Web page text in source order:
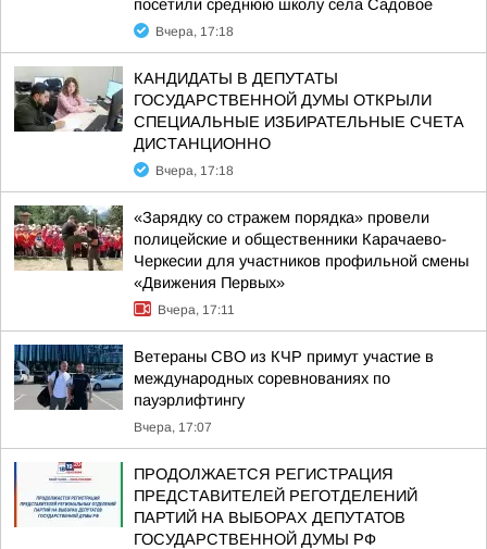
посетили среднюю школу села Садовое
Вчера, 17:18
КАНДИДАТЫ В ДЕПУТАТЫ
ГОСУДАРСТВЕННОЙ ДУМЫ ОТКРЫЛИ
СПЕЦИАЛЬНЫЕ ИЗБИРАТЕЛЬНЫЕ СЧЕТА
ДИСТАНЦИОННО
Вчера, 17:18
«Зарядку со стражем порядка» провели
полицейские и общественники Карачаево-
Черкесии для участников профильной смены
«Движения Первых»
Вчера, 17:11
Ветераны СВО из КЧР примут участие в
международных соревнованиях по
пауэрлифтингу
Вчера, 17:07
ПРОДОЛЖАЕТСЯ РЕГИСТРАЦИЯ
ПРЕДСТАВИТЕЛЕЙ РЕГОТДЕЛЕНИЙ
ПАРТИЙ НА ВЫБОРАХ ДЕПУТАТОВ
ГОСУДАРСТВЕННОЙ ДУМЫ РФ